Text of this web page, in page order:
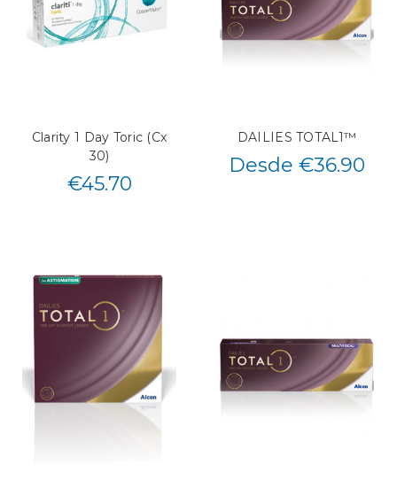
Clarity 1 Day Toric (Cx
30)
€45.70
DAILIES TOTAL1™
Desde €36.90